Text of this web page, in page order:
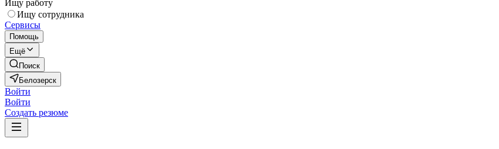
Ищу работу
Ищу сотрудника
Сервисы
Помощь
Ещё
Поиск
Белозерск
Войти
Войти
Создать резюме